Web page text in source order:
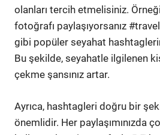
olanları tercih etmelisiniz.
fotoğrafı paylaşıyorsanız
gibi popüler seyahat
Bu şekilde, seyahatle ilgilenen
çekme şansınız artar.
Ayrıca, hashtagleri doğru bir
önemlidir. Her paylaşımınızda